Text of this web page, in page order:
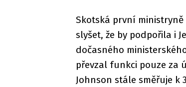
Skotská první
slyšet, že by podpořila i
dočasného
převzal funkci pouze za
Johnson stále směřuje k